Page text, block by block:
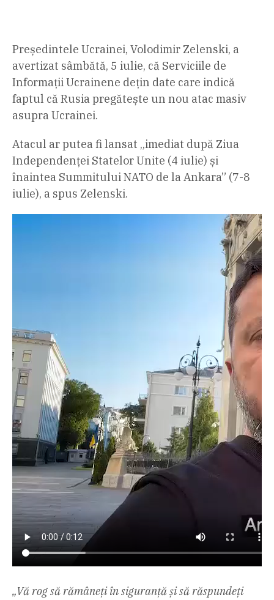
Președintele Ucrainei, Volodimir Zelenski, a
avertizat sâmbătă, 5 iulie, că Serviciile de
Informații Ucrainene dețin date care indică
faptul că Rusia pregătește un nou atac masiv
asupra Ucrainei.
Atacul ar putea fi lansat „imediat după Ziua
Independenței Statelor Unite (4 iulie) și
înaintea Summitului NATO de la Ankara” (7-8
iulie), a spus Zelenski.
„Vă rog să rămâneți în siguranță și să răspundeți